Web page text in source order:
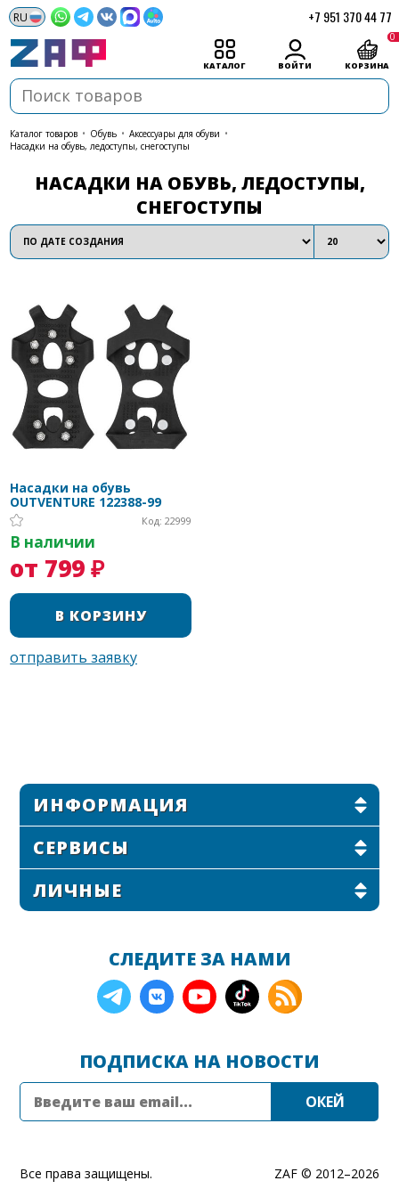
+7 951 370 44 77
КАТАЛОГ ВОЙТИ КОРЗИНА
0
каталог товаров • Обувь • Аксессуары для обуви •
Насадки на обувь, ледоступы, снегоступы
НАСАДКИ НА ОБУВЬ, ЛЕДОСТУПЫ,
СНЕГОСТУПЫ
Насадки на обувь
OUTVENTURE 122388-99
Код: 22999
В наличии
от 799 ₽
ИНФОРМАЦИЯ
СЕРВИСЫ
ЛИЧНЫЕ
СЛЕДИТЕ ЗА НАМИ
ПОДПИСКА НА НОВОСТИ
ZAF © 2012–2026
Все права защищены.